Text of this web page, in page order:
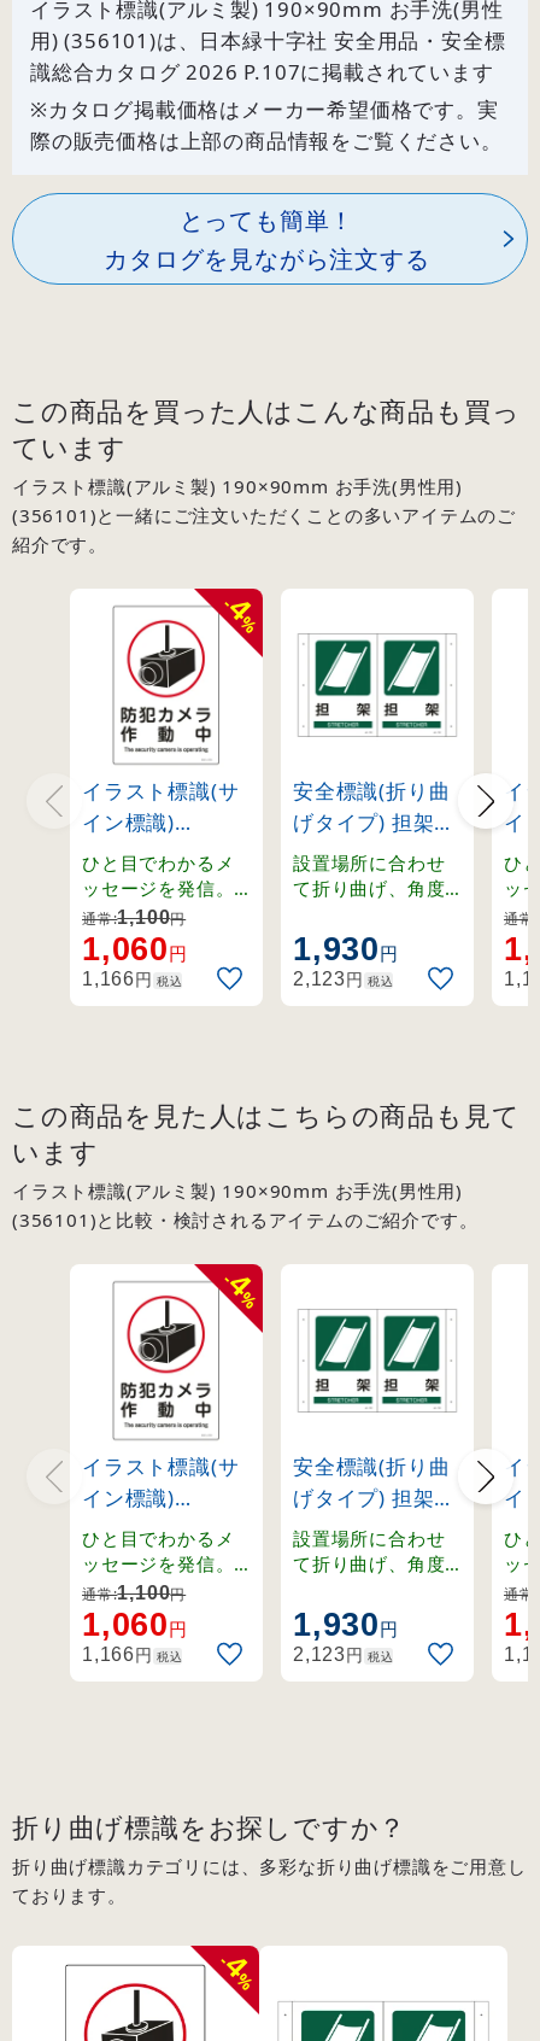
イラスト標識(アルミ製) 190×90mm お手洗(男性
用) (356101)は、日本緑十字社 安全用品・安全標
識総合カタログ 2026 P.107に掲載されています
※カタログ掲載価格はメーカー希望価格です。実
際の販売価格は上部の商品情報をご覧ください。
とっても簡単！
カタログを見ながら注文する
この商品を買った人はこんな商品も買っ
ています
イラスト標識(アルミ製) 190×90mm お手洗(男性用)
(356101)と一緒にご注文いただくことの多いアイテムのご
紹介です。
-
4
%
イラスト標識(サ
イン標識)
450×300mm 防
犯カメラ作動中
(94110)
ひと目でわかるメ
ッセージを発信。
ピクト表示で分か
りやすいサイン標
識です。
通常:1,100円
1,060円
1,166円 税込
安全標識(折り曲
げタイプ) 担架
(392702)
設置場所に合わせ
て折り曲げ、角度
識。2面表示で視認
性が高く、天井や
壁面への設置に最
1,930円
2,123円 税込
イ
イ
キ
テ
ひ
ッ
ピ
り
識
通常:
この商品を見た人はこちらの商品も見て
います
イラスト標識(アルミ製) 190×90mm お手洗(男性用)
(356101)と比較・検討されるアイテムのご紹介です。
-
4
%
イラスト標識(サ
イン標識)
450×300mm 防
犯カメラ作動中
(94110)
ひと目でわかるメ
ッセージを発信。
ピクト表示で分か
りやすいサイン標
識です。
通常:1,100円
1,060円
1,166円 税込
安全標識(折り曲
げタイプ) 担架
(392702)
設置場所に合わせ
て折り曲げ、角度
識。2面表示で視認
性が高く、天井や
壁面への設置に最
1,930円
2,123円 税込
イ
イ
キ
テ
ひ
ッ
ピ
り
識
通常:
折り曲げ標識をお探しですか？
折り曲げ標識カテゴリには、多彩な折り曲げ標識をご用意し
ております。
-
4
%